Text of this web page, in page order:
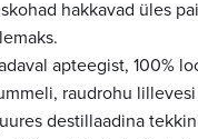
hakkavad üles
apteegist, 100%
raudrohu
destillaadina